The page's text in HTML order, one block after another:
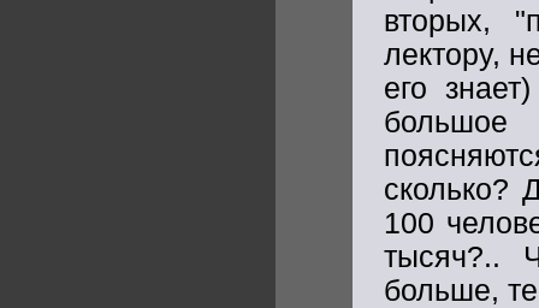
вторых,
лектору,
его
большое
сколько?
100
тысяч?..
больше,